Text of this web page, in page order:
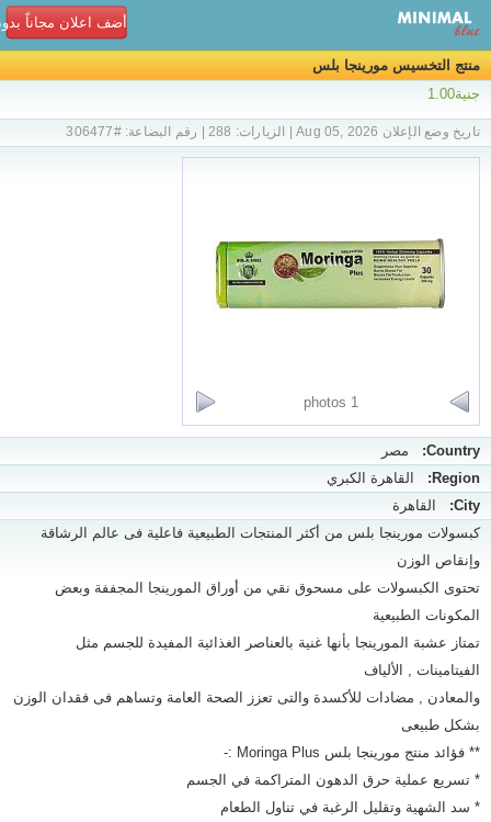
أضف اعلان مجاناً
منتج التخسيس مورينجا بلس
جنية1.00
تاريخ وضع الإعلان Aug 05, 2026 | الزيارات: 288 | رقم البضاعة: #306477
1 photos
Country:
مصر
Region:
القاهرة الكبري
City:
القاهرة
كبسولات مورينجا بلس من أكثر المنتجات الطبيعية فاعلية فى عالم الرشاقة
وإنقاص الوزن
تحتوى الكبسولات على مسحوق نقي من أوراق المورينجا المجففة وبعض
المكونات الطبيعية
تمتاز عشبة المورينجا بأنها غنية بالعناصر الغذائية المفيدة للجسم مثل
الفيتامينات , الألياف
والمعادن , مضادات للأكسدة والتى تعزز الصحة العامة وتساهم فى فقدان الوزن
بشكل طبيعى
** فؤائد منتج مورينجا بلس Moringa Plus :-
* تسريع عملية حرق الدهون المتراكمة في الجسم
* سد الشهية وتقليل الرغبة في تناول الطعام